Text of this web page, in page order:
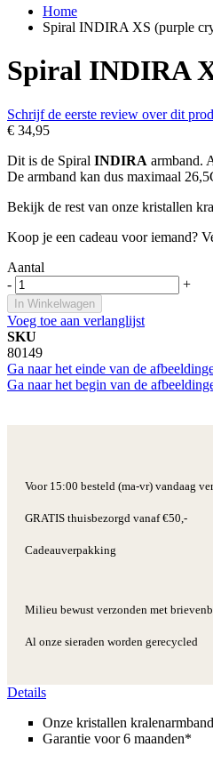
Home
Spiral INDIRA XS (purple
Spiral INDIRA
Schrijf de eerste review over dit
€ 34,95
Dit is de Spiral INDIRA armband.
De armband kan dus maximaal
Bekijk de rest van onze kristallen
Koop je een cadeau voor iemand?
Aantal
-
+
In Winkelwagen
Voeg toe aan verlanglijst
SKU
80149
Ga naar het einde van de
Ga naar het begin van de
Voor 15:00 besteld (ma-vr) vandaag
GRATIS thuisbezorgd vanaf €50,-
Cadeauverpakking
Milieu bewust verzonden met
Al onze sieraden worden gerecycled
Details
Onze kristallen
Garantie voor 6 maanden*